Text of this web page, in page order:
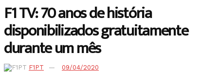
F1 TV: 70 anos de história
disponibilizados gratuitamente
durante um mês
F1PT 09/04/2020